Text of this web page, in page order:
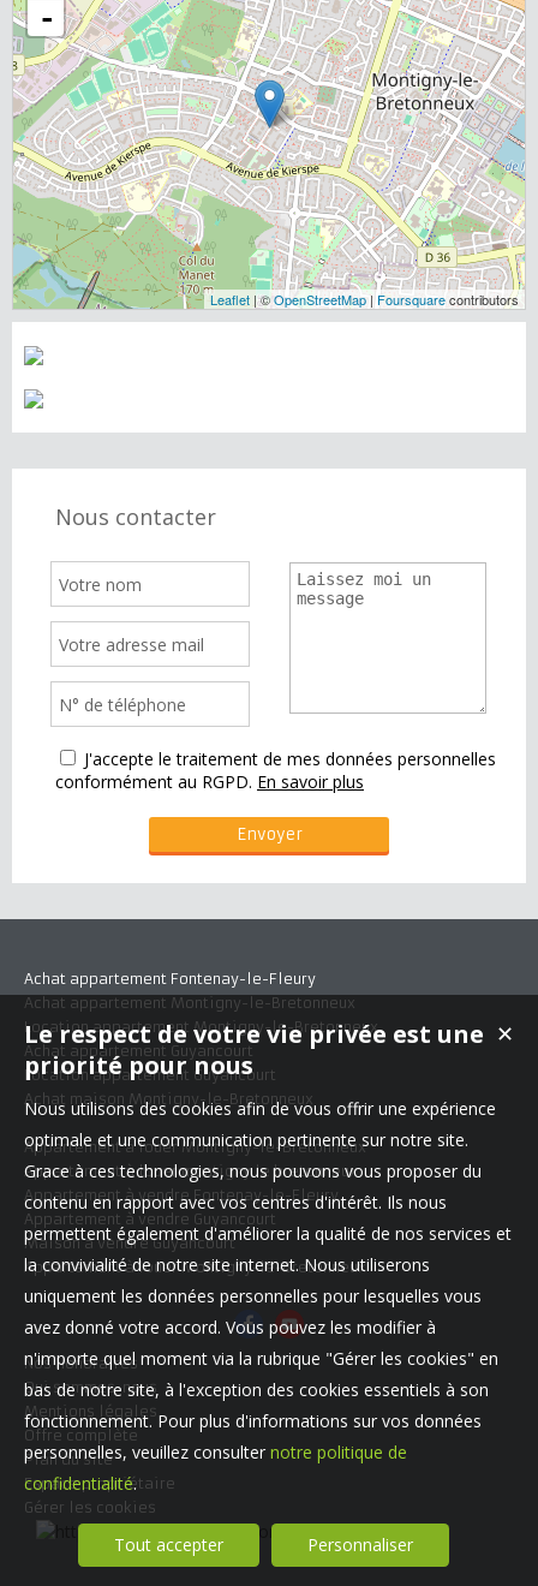
-
Leaflet | ©OpenStreetMap| Foursquarecontributors
Nous contacter
J'accepte le traitement de mes données personnelles
conformément au RGPD. En savoir plus
Achat appartement Fontenay-le-Fleury
Achat appartement Montigny-le-Bretonneux
Location appartement Montigny-le-Bretonneux
Achat appartement Guyancourt
Location appartement Guyancourt
Achat maison Montigny-le-Bretonneux
Appartement à louer Montigny-le-Bretonneux
Appartement à louer montigny le bretonneux
Appartement à vendre Fontenay-le-Fleury
Appartement à vendre Guyancourt
Maison à vendre Guyancourt
Appartement à louer Montigny-le-Bretonneux
Nos Honoraires
Qui sommes-nous
Mentions légales
Offre complète
Plan du site
Espace propriétaire
Gérer les cookies
✕
Le respect de votre vie privée est une
priorité pour nous
Nous utilisons des cookies afin de vous offrir une expérience
optimale et une communication pertinente sur notre site.
Grace à ces technologies, nous pouvons vous proposer du
contenu en rapport avec vos centres d'intérêt. Ils nous
permettent également d'améliorer la qualité de nos services et
la convivialité de notre site internet. Nous utiliserons
uniquement les données personnelles pour lesquelles vous
avez donné votre accord. Vous pouvez les modifier à
n'importe quel moment via la rubrique "Gérer les cookies" en
bas de notre site, à l'exception des cookies essentiels à son
fonctionnement. Pour plus d'informations sur vos données
personnelles, veuillez consulter notre politique de
confidentialité.
Tout accepter Personnaliser